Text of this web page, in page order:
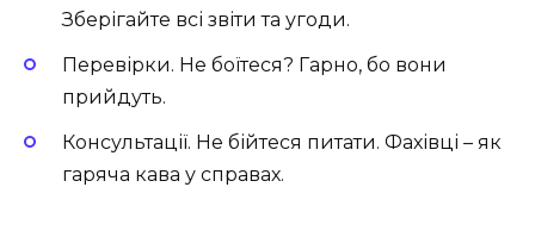
Зберігайте всі звіти та угоди.
Перевірки. Не боїтеся? Гарно, бо вони
прийдуть.
Консультації. Не бійтеся питати. Фахівці – як
гаряча кава у справах.